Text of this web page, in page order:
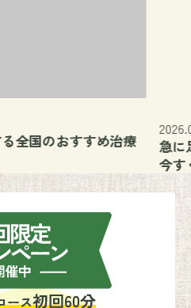
全国のおすすめ治療
急に
今す